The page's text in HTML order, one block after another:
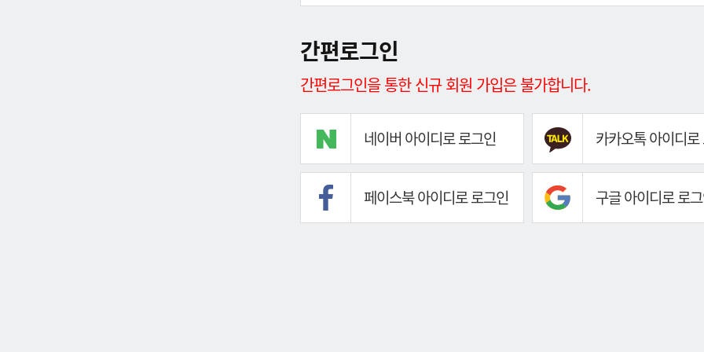
간편로그인
간편로그인을 통한 신규 회원 가입은 불가합니다.
네이버 아이디로 로그인 카카오톡 아이디로
페이스북 아이디로 로그인 구글 아이디로 로